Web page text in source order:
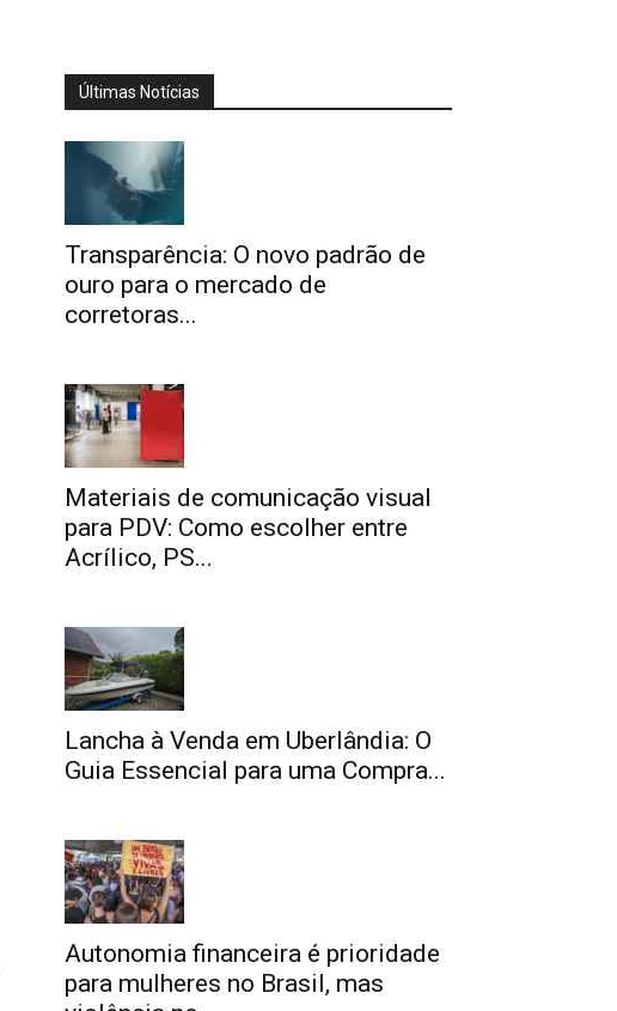
Últimas Notícias
Transparência: O novo padrão de
ouro para o mercado de
corretoras...
Materiais de comunicação visual
para PDV: Como escolher entre
Acrílico, PS...
Lancha à Venda em Uberlândia: O
Guia Essencial para uma Compra...
Autonomia financeira é prioridade
para mulheres no Brasil, mas